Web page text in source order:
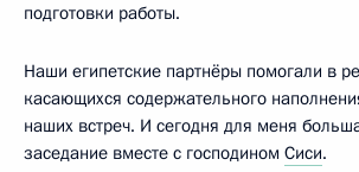
подготовки работы.
Наши египетские партнёры помогали в
касающихся содержательного
наших встреч. И сегодня для меня
заседание вместе с господином Сиси.